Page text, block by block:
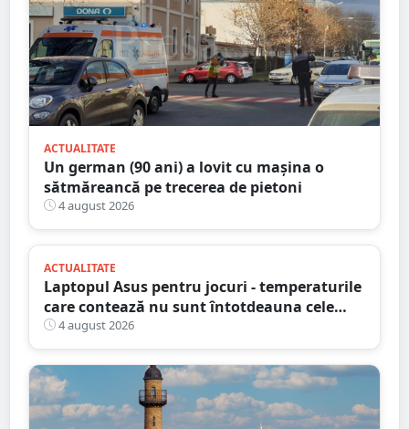
ACTUALITATE
Un german (90 ani) a lovit cu mașina o
sătmăreancă pe trecerea de pietoni
4 august 2026
ACTUALITATE
Laptopul Asus pentru jocuri - temperaturile
care contează nu sunt întotdeauna cele
mai mari
4 august 2026